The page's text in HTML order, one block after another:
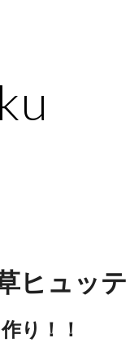
ヒュッテ
り！！